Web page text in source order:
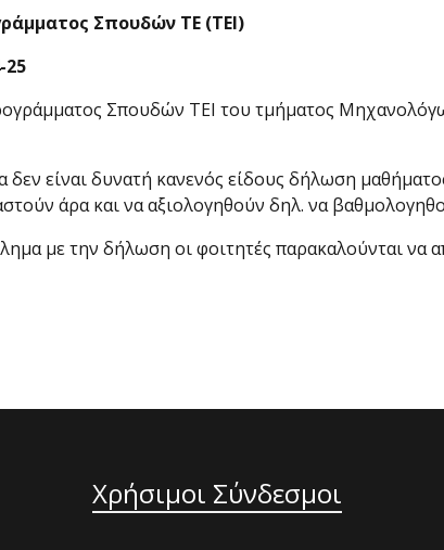
Σπουδών ΤΕ (ΤΕΙ)
25
Σπουδών ΤΕΙ του τμήματος
είναι δυνατή κανενός είδους δήλωση
άρα και να αξιολογηθούν δηλ. να
με την δήλωση οι φοιτητές παρακαλούνται να
Χρήσιμοι Σύνδεσμοι